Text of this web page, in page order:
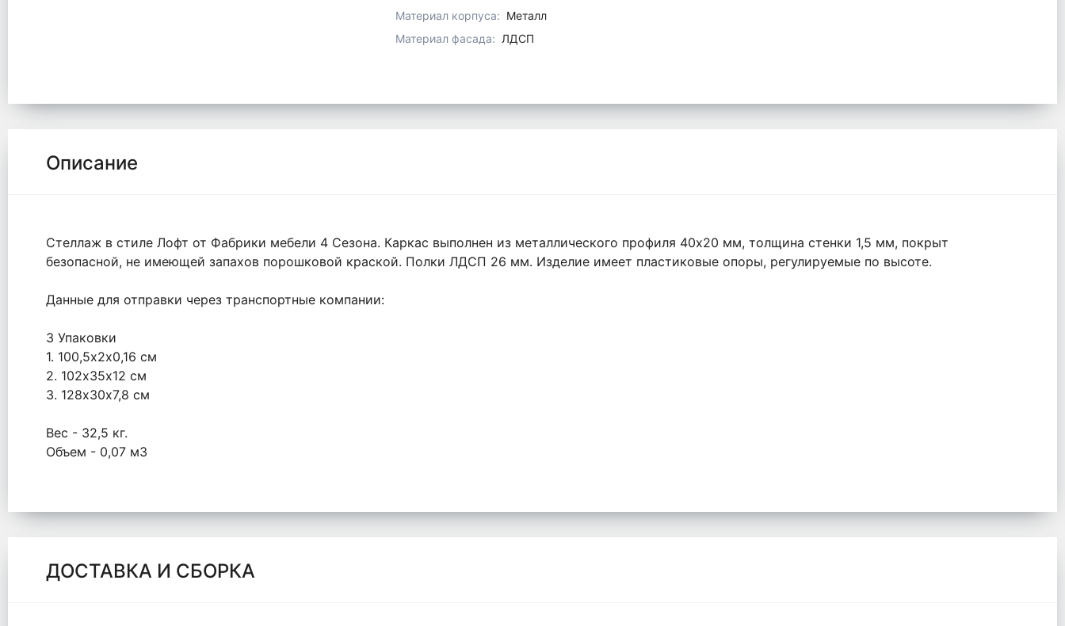
Материал корпуса: Металл
Материал фасада: ЛДСП
Описание
Стеллаж в стиле Лофт от Фабрики мебели 4 Сезона. Каркас выполнен из металлического профиля 40х20 мм, толщина стенки 1,5 мм, покрыт
безопасной, не имеющей запахов порошковой краской. Полки ЛДСП 26 мм. Изделие имеет пластиковые опоры, регулируемые по высоте.
Данные для отправки через транспортные компании:
3 Упаковки
1. 100,5х2х0,16 см
2. 102х35х12 см
3. 128х30х7,8 см
Вес - 32,5 кг.
Объем - 0,07 м3
ДОСТАВКА И СБОРКА